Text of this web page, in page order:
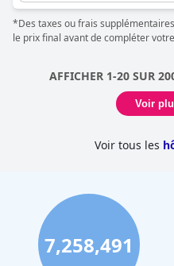
site pittoresque.
*Des taxes ou frais
le prix final avant de compléter
AFFICHER 1-20 SUR
Voir
Voir tous les
7,258,491